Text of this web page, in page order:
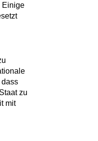
Einige
dass
zu
mit